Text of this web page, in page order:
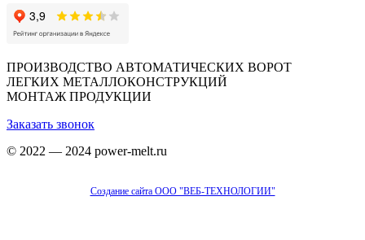
ПРОИЗВОДСТВО АВТОМАТИЧЕСКИХ ВОРОТ
ЛЕГКИХ МЕТАЛЛОКОНСТРУКЦИЙ
МОНТАЖ ПРОДУКЦИИ
Заказать звонок
© 2022 — 2024 power-melt.ru
Создание сайта ООО "ВЕБ-ТЕХНОЛОГИИ"